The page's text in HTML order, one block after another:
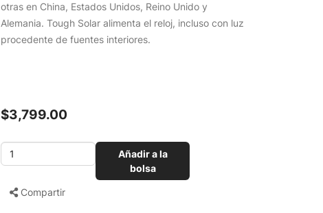
otras en China, Estados Unidos, Reino Unido y
Alemania. Tough Solar alimenta el reloj, incluso con luz
procedente de fuentes interiores.
$3,799.00
Añadir a la
bolsa
Compartir